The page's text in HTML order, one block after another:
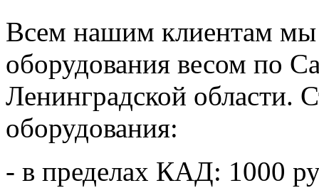
Всем нашим клиентам мы
оборудования весом по
Ленинградской области.
оборудования:
- в пределах КАД: 1000